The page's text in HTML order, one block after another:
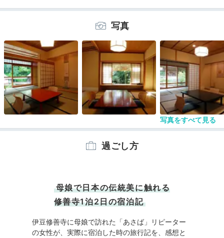
池のほとりの「サロン」で安らぎの時間が過ごせる
シンプルで上質。正統派の日本料理に心酔してしまう
写真
写真をすべて見る
過ごし方
母娘で日本の伝統美に触れる
修善寺1泊2日の宿泊記
伊豆修善寺に母娘で訪れた「あさば」リピーター
の女性が、実際に宿泊した時の旅行記を、感想と